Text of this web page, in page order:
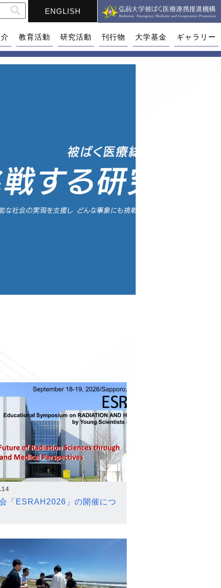
ENGLISH
教育活動 研究活動 刊行物 大学基金 ギャラリー
「ESRAH2026」の開催につ